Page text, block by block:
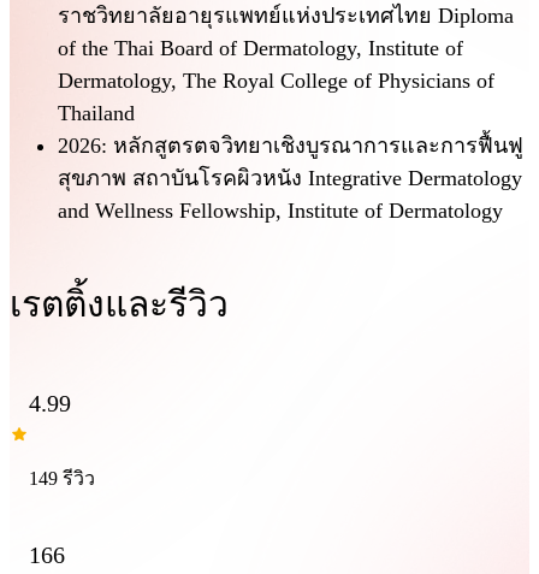
ราชวิทยาลัยอายุรแพทย์แห่งประเทศไทย Diploma
of the Thai Board of Dermatology, Institute of
Dermatology, The Royal College of Physicians of
Thailand
2026: หลักสูตรตจวิทยาเชิงบูรณาการและการฟื้นฟู
สุขภาพ สถาบันโรคผิวหนัง Integrative Dermatology
and Wellness Fellowship, Institute of Dermatology
เรตติ้งและรีวิว
4.99
149 รีวิว
166